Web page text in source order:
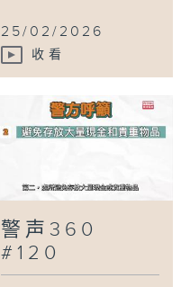
25/02/2026
收看
警声360
#120